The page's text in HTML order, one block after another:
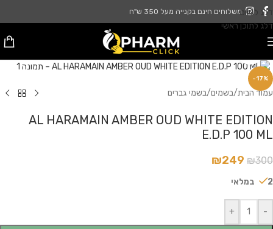
דלג לניווט
דלג לתוכן ראשי
משלוחים חינם בקנייה מעל 350 ש"ח
-17%
עמוד הבית/בשמים/בשמי גברים
AL HARAMAIN AMBER OUD WHITE EDITION
E.D.P 100 ML
₪300
₪249
2 במלאי
-
+